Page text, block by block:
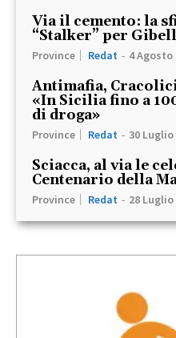
Via il cemento: la
“Stalker” per
Province Redat - 4 Agosto
Antimafia,
«In Sicilia fino a
di droga»
Province Redat - 30 Luglio
Sciacca, al via le
Centenario della
Province Redat - 28 Luglio